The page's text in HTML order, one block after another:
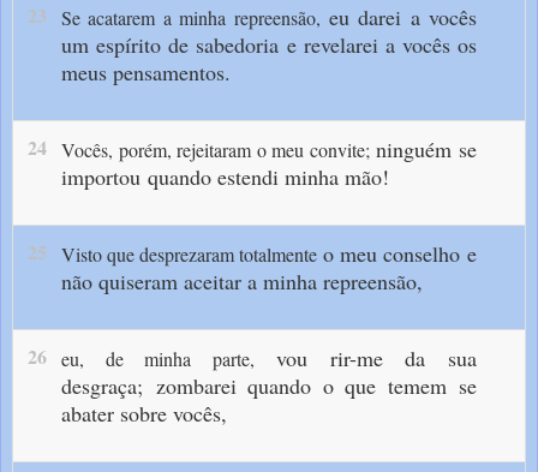
23 Se acatarem a minha repreensão, eu darei a vocês
um espírito de sabedoria e revelarei a vocês os
meus pensamentos.
24 Vocês, porém, rejeitaram o meu convite;ninguém se
importou quando estendi minha mão!
25 Visto que desprezaram totalmente o meu conselho e
não quiseram aceitar a minha repreensão,
26 eu, de minha parte,vou rir-me da sua
desgraça; zombarei quando o que temem se
abater sobre vocês,